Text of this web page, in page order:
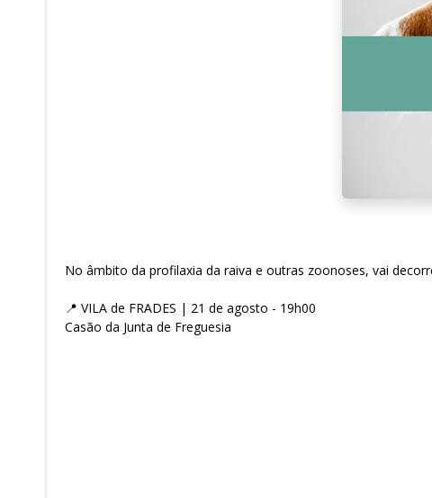
No âmbito da profilaxia da raiva e outras zoonoses, vai
📍 VILA de FRADES | 21 de agosto - 19h00
Casão da Junta de Freguesia